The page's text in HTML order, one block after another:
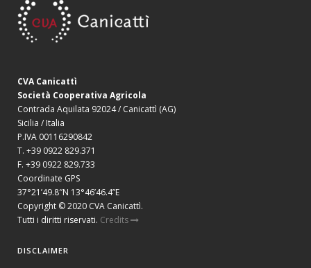
CVA Canicattì
Società Cooperativa Agricola
Contrada Aquilata 92024 / Canicattì (AG)
Sicilia / Italia
P.IVA 00116290842
T. +39 0922 829.371
F. +39 0922 829.733
Coordinate GPS
37°21’49.8″N 13°46’46.4”E
Copyright © 2020 CVA Canicattì.
Tutti i diritti riservati. Credits
DISCLAIMER